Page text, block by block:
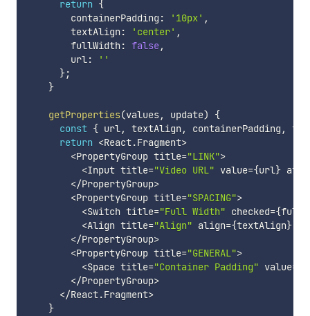
return {
        containerPadding
: '10px' ,
        textAlign
: 'center' ,
        fullWidth
: false,
        url
:
''
};
}
getProperties(values, update)
{
const { url, textAlign , containerPadding ,
return <React.Fragment>
<PropertyGroup title="LINK">
<Input title="Video URL" value={url}
</PropertyGroup>
<PropertyGroup title="SPACING">
<Switch title="Full Width" checked={
<Align title="Align" align={textAlign}
</PropertyGroup>
<PropertyGroup title="GENERAL">
<Space title="Container Padding" value=
</PropertyGroup>
</React.Fragment>
}